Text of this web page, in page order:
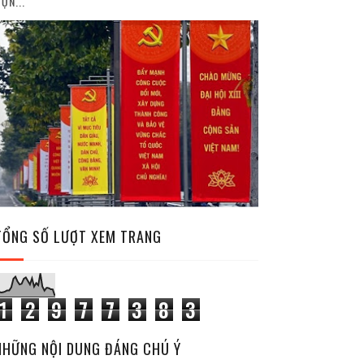
SỐ LƯỢT XEM TRANG
2 9 7 7 3 8 3
NỘI DUNG ĐÁNG CHÚ Ý